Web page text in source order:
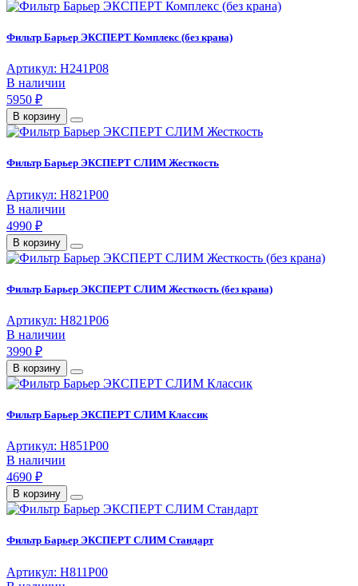
Фильтр Барьер ЭКСПЕРТ Комплекс (без крана)
Артикул: Н241Р08
В наличии
5950 ₽
В корзину
Фильтр Барьер ЭКСПЕРТ СЛИМ Жесткость
Артикул: Н821Р00
В наличии
4990 ₽
В корзину
Фильтр Барьер ЭКСПЕРТ СЛИМ Жесткость (без крана)
Артикул: Н821Р06
В наличии
3990 ₽
В корзину
Фильтр Барьер ЭКСПЕРТ СЛИМ Классик
Артикул: Н851Р00
В наличии
4690 ₽
В корзину
Фильтр Барьер ЭКСПЕРТ СЛИМ Стандарт
Артикул: Н811Р00